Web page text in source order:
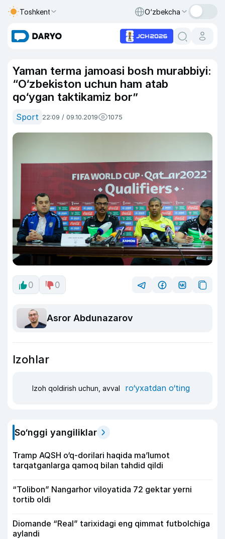
Toshkent O‘zbekcha
Yaman terma jamoasi bosh murabbiyi:
“O‘zbekiston uchun ham atab
qo‘ygan taktikamiz bor”
Sport 22:09 / 09.10.2019 1075
0 0
Asror Abdunazarov
Izohlar
Izoh qoldirish uchun, avval ro‘yxatdan o‘ting
So‘nggi yangiliklar
Tramp AQSH o‘q-dorilari haqida ma’lumot
tarqatganlarga qamoq bilan tahdid qildi
“Tolibon” Nangarhor viloyatida 72 gektar yerni
tortib oldi
Diomande “Real” tarixidagi eng qimmat futbolchiga
aylandi